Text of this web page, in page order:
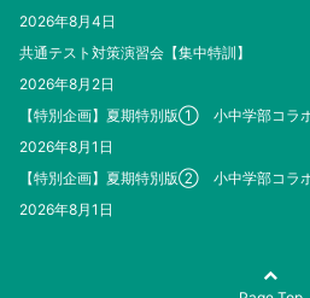
2026年8月4日
共通テスト対策演習会【集中特訓】
2026年8月2日
【特別企画】夏期特別版① 小中学部コラ
2026年8月1日
【特別企画】夏期特別版② 小中学部コラ
2026年8月1日